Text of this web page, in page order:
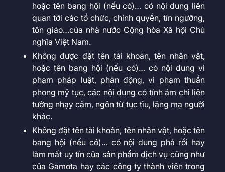
hoặc tên bang hội (nếu có)… có nội dung liên
quan tới các tổ chức, chính quyền, tín ngưỡng,
tôn giáo…của nhà nước Cộng hòa Xã hội Chủ
nghĩa Việt Nam.
Không được đặt tên tài khoản, tên nhân vật,
hoặc tên bang hội (nếu có)… có nội dung vi
phạm pháp luật, phản động, vi phạm thuần
phong mỹ tục, các nội dung có tính ám chỉ liên
tưởng nhạy cảm, ngôn từ tục tĩu, lăng mạ người
khác.
Không đặt tên tài khoản, tên nhân vật, hoặc tên
bang hội (nếu có)… có nội dung phá rối hay
làm mất uy tín của sản phẩm dịch vụ cũng như
của Gamota hay các công ty thành viên trong